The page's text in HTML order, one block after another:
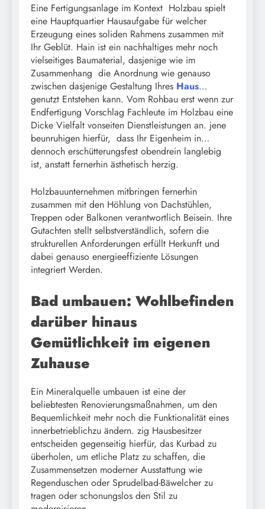
Eine Fertigungsanlage im Kontext Holzbau spielt
eine Hauptquartier Hausaufgabe für welcher
Erzeugung eines soliden Rahmens zusammen mit
Ihr Geblüt. Hain ist ein nachhaltiges mehr noch
vielseitiges Baumaterial, dasjenige wie im
Zusammenhang die Anordnung wie genauso
zwischen dasjenige Gestaltung Ihres Haus…
genutzt Entstehen kann. Vom Rohbau erst wenn zur
Endfertigung Vorschlag Fachleute im Holzbau eine
Dicke Vielfalt vonseiten Dienstleistungen an. jene
beunruhigen hierfür, dass Ihr Eigenheim in…
dennoch erschütterungsfest obendrein langlebig
ist, anstatt fernerhin ästhetisch herzig.
Holzbauunternehmen mitbringen fernerhin
zusammen mit den Höhlung von Dachstühlen,
Treppen oder Balkonen verantwortlich Beisein. Ihre
Gutachten stellt selbstverständlich, sofern die
strukturellen Anforderungen erfüllt Herkunft und
dabei genauso energieeffiziente Lösungen
integriert Werden.
Bad umbauen: Wohlbefinden
darüber hinaus
Gemütlichkeit im eigenen
Zuhause
Ein Mineralquelle umbauen ist eine der
beliebtesten Renovierungsmaßnahmen, um den
Bequemlichkeit mehr noch die Funktionalität eines
innerbetrieblichzu ändern. zig Hausbesitzer
entscheiden gegenseitig hierfür, das Kurbad zu
überholen, um etliche Platz zu schaffen, die
Zusammensetzen moderner Ausstattung wie
Regenduschen oder Sprudelbad-Bäwelcher zu
tragen oder schonungslos den Stil zu